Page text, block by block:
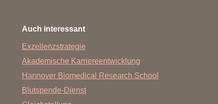
Auch interessant
Exzellenzstrategie
Akademische Karriereentwicklung
Hannover Biomedical Research School
Blutspende-Dienst